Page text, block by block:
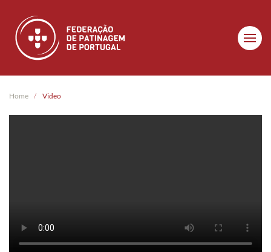
Skip to main content
Home Video